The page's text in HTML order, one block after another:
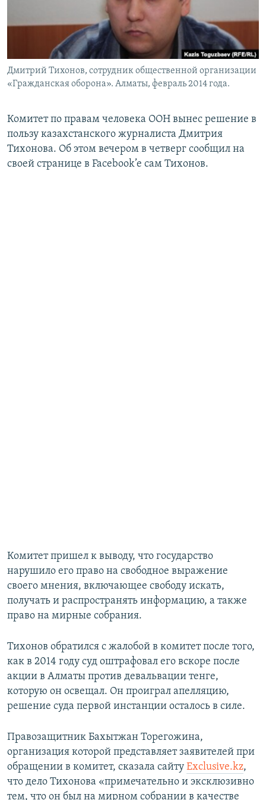
Дмитрий Тихонов, сотрудник общественной организации
«Гражданская оборона». Алматы, февраль 2014 года.
Комитет по правам человека ООН вынес решение в
пользу казахстанского журналиста Дмитрия
Тихонова. Об этом вечером в четверг сообщил на
своей странице в Facebook’e сам Тихонов.
Комитет пришел к выводу, что государство
нарушило его право на свободное выражение
своего мнения, включающее свободу искать,
получать и распространять информацию, а также
право на мирные собрания.
Тихонов обратился с жалобой в комитет после того,
как в 2014 году суд оштрафовал его вскоре после
акции в Алматы против девальвации тенге,
которую он освещал. Он проиграл апелляцию,
решение суда первой инстанции осталось в силе.
Правозащитник Бахытжан Торегожина,
организация которой представляет заявителей при
обращении в комитет, сказала сайту Exclusive.kz,
что дело Тихонова «примечательно и эксклюзивно
тем, что он был на мирном собрании в качестве